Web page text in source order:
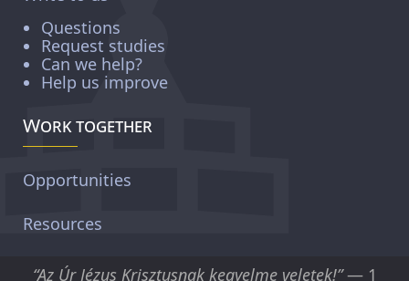
Questions
Request studies
Can we help?
Help us improve
Work together
Opportunities
Resources
“Az Úr Jézus Krisztusnak kegyelme veletek!”— 1